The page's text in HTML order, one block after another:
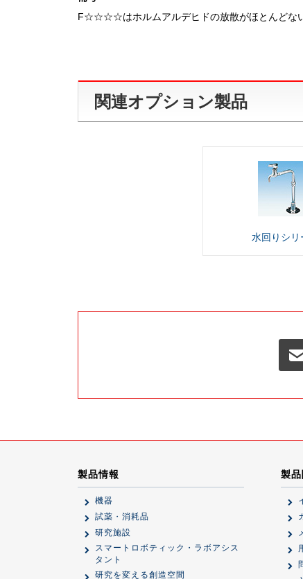
F☆☆☆☆はホルムアルデヒドの放散がほとんどない
関連オプション製品
水回り シリ
製品情報
機器
試薬・消耗品
研究施設
スマートロボティック・ラボアシス
タント
研究を変える創造空間
製